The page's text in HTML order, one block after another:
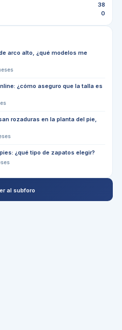
38
0
arco alto, ¿qué modelos me
¿cómo aseguro que la talla es
rozaduras en la planta del pie,
¿qué tipo de zapatos elegir?
al subforo